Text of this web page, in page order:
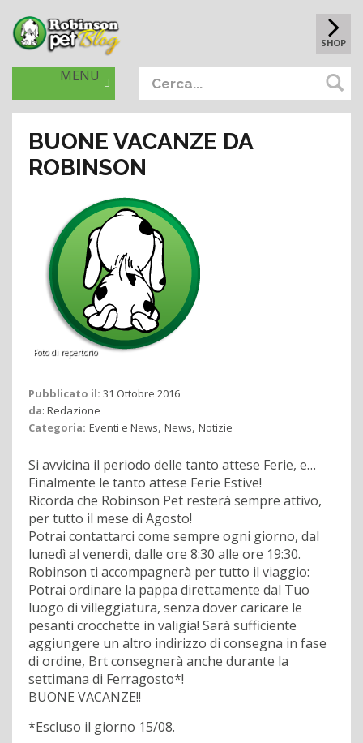
SHOP
MENU
BUONE VACANZE DA
ROBINSON
Foto di repertorio
Pubblicato il: 31 Ottobre 2016
da: Redazione
Categoria: Eventi e News, News, Notizie
Si avvicina il periodo delle tanto attese Ferie, e…
Finalmente le tanto attese Ferie Estive!
Ricorda che Robinson Pet resterà sempre attivo,
per tutto il mese di Agosto!
Potrai contattarci come sempre ogni giorno, dal
lunedì al venerdì, dalle ore 8:30 alle ore 19:30.
Robinson ti accompagnerà per tutto il viaggio:
Potrai ordinare la pappa direttamente dal Tuo
luogo di villeggiatura, senza dover caricare le
pesanti crocchette in valigia! Sarà sufficiente
aggiungere un altro indirizzo di consegna in fase
di ordine, Brt consegnerà anche durante la
settimana di Ferragosto*!
BUONE VACANZE!!
*Escluso il giorno 15/08.